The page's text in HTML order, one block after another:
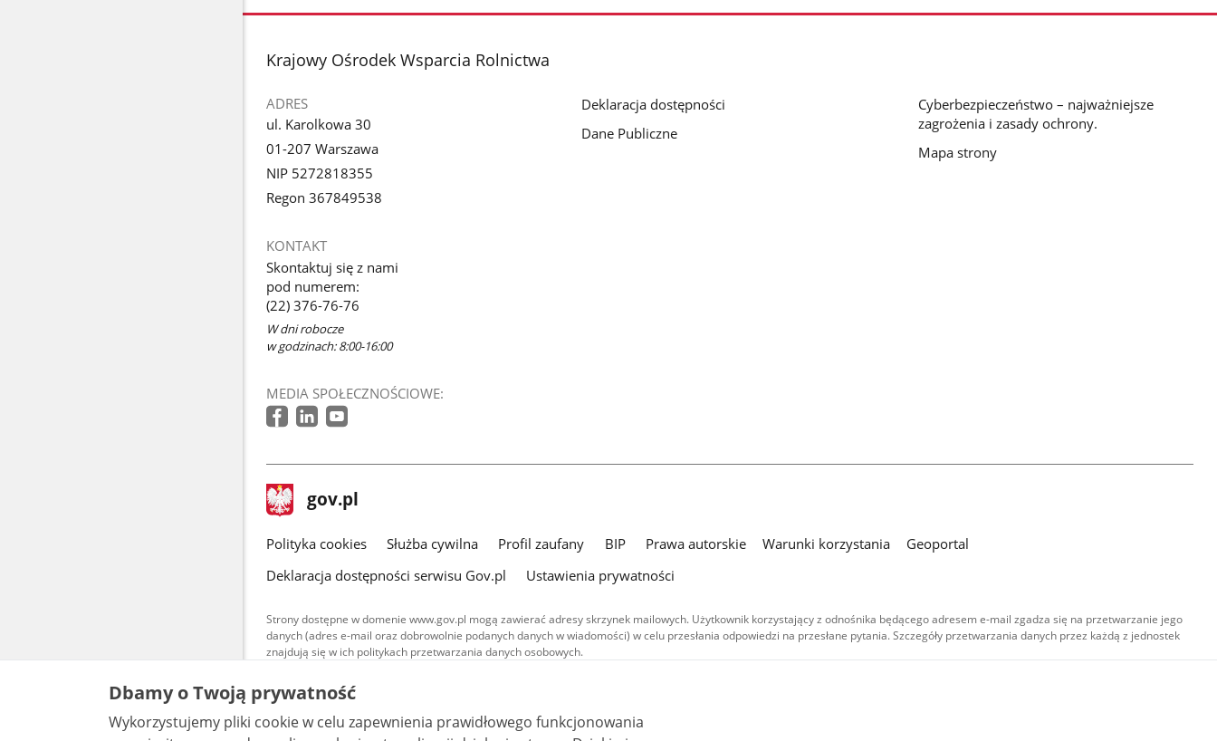
stopka
Krajowy Ośrodek Wsparcia Rolnictwa
ADRES
ul. Karolkowa 30
01-207 Warszawa
NIP 5272818355
Regon 367849538
KONTAKT
Skontaktuj się z nami
pod numerem:
(22) 376-76-76
W dni robocze
w godzinach: 8:00-16:00
MEDIA SPOŁECZNOŚCIOWE:
Deklaracja dostępności
Dane Publiczne
Cyberbezpieczeństwo – najważniejsze
zagrożenia i zasady ochrony.
Mapa strony
stopka
gov.pl Strona
gov.pl
gov.pl
Polityka cookies Służba cywilna Profil zaufany BIP Prawa autorskie Warunki korzystania
Geoportal
Deklaracja dostępności serwisu Gov.pl
Ustawienia prywatności
Strony dostępne w domenie www.gov.pl mogą zawierać adresy skrzynek mailowych. Użytkownik korzystający z odnośnika będącego adresem e-mail zgadza się na przetwarzanie jego
danych (adres e-mail oraz dobrowolnie podanych danych w wiadomości) w celu przesłania odpowiedzi na przesłane pytania. Szczegóły przetwarzania danych przez każdą z jednostek
znajdują się w ich politykach przetwarzania danych osobowych.
Treści tekstowe publikowane w serwisie (z wyłączeniem treści audiowizualnych), są
udostępniane na licencji typu Creative Commons: uznanie autorstwa - na tych samych
warunkach 4.0 (CC BY-SA 4.0). Materiały audiowizualne, w tym zdjęcia, materiały audio i wideo,
są udostępniane na licencji typu Creative Commons: uznanie autorstwa użycie niekomercyjne -
Dbamy o Twoją prywatność
Wykorzystujemy pliki cookie w celu zapewnienia prawidłowego funkcjonowania